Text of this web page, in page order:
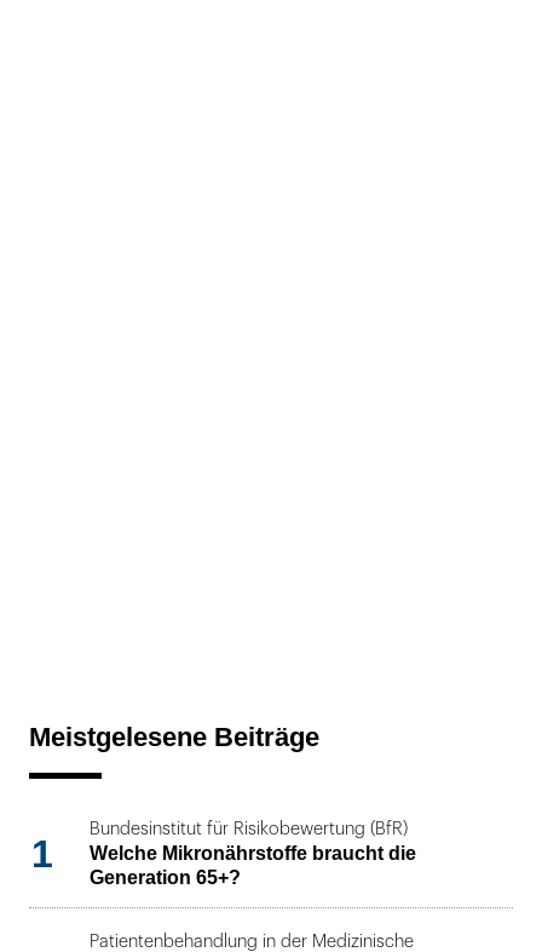
Meistgelesene Beiträge
1
Bundesinstitut für Risikobewertung (BfR)
Welche Mikronährstoffe braucht die
Generation 65+?
Patientenbehandlung in der Medizinische